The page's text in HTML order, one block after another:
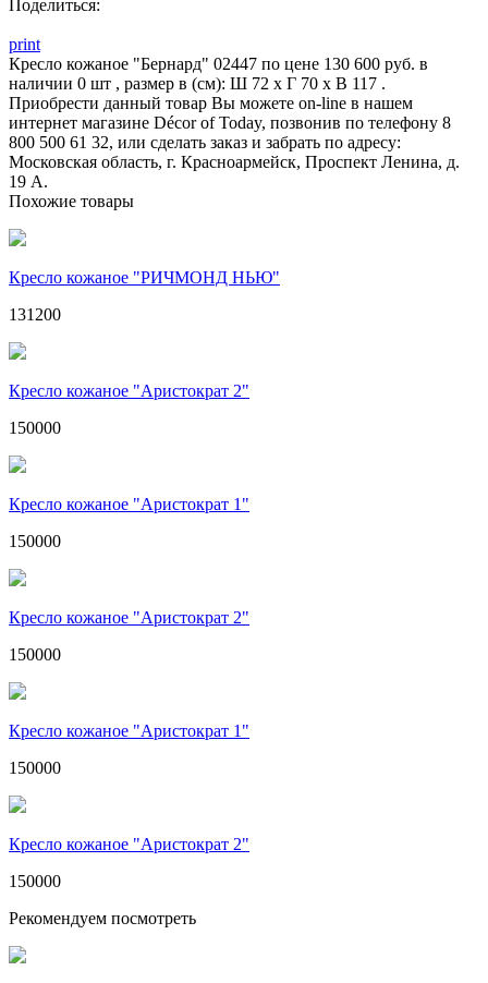
Поделиться:
print
Кресло кожаное "Бернард" 02447 по цене 130 600 руб. в
наличии 0 шт , размер в (см): Ш 72 x Г 70 x В 117 .
Приобрести данный товар Вы можете on-line в нашем
интернет магазине Décor of Today, позвонив по телефону 8
800 500 61 32, или сделать заказ и забрать по адресу:
Московская область, г. Красноармейск, Проспект Ленина, д.
19 А.
Похожие товары
Кресло кожаное "РИЧМОНД НЬЮ"
131200
Кресло кожаное "Аристократ 2"
150000
Кресло кожаное "Аристократ 1"
150000
Кресло кожаное "Аристократ 2"
150000
Кресло кожаное "Аристократ 1"
150000
Кресло кожаное "Аристократ 2"
150000
Рекомендуем посмотреть